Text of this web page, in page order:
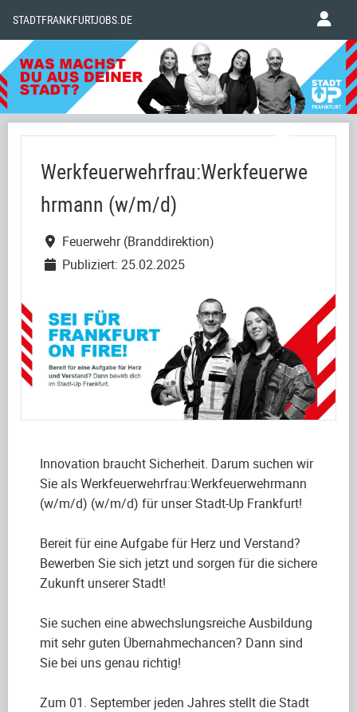
STADTFRANKFURTJOBS.DE
Werkfeuerwehrfrau:Werkfeuerwe
hrmann (w/m/d)
Feuerwehr (Branddirektion)
Publiziert: 25.02.2025
Innovation braucht Sicherheit. Darum suchen wir
Sie als Werkfeuerwehrfrau:Werkfeuerwehrmann
(w/m/d) (w/m/d) für unser Stadt-Up Frankfurt!
Bereit für eine Aufgabe für Herz und Verstand?
Bewerben Sie sich jetzt und sorgen für die sichere
Zukunft unserer Stadt!
Sie suchen eine abwechslungsreiche Ausbildung
mit sehr guten Übernahmechancen? Dann sind
Sie bei uns genau richtig!
Zum 01. September jeden Jahres stellt die Stadt